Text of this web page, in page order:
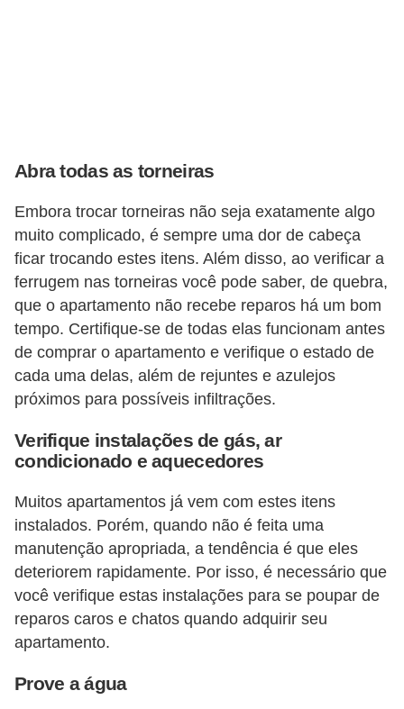
Abra todas as torneiras
Embora trocar torneiras não seja exatamente algo
muito complicado, é sempre uma dor de cabeça
ficar trocando estes itens. Além disso, ao verificar a
ferrugem nas torneiras você pode saber, de quebra,
que o apartamento não recebe reparos há um bom
tempo. Certifique-se de todas elas funcionam antes
de comprar o apartamento e verifique o estado de
cada uma delas, além de rejuntes e azulejos
próximos para possíveis infiltrações.
Verifique instalações de gás, ar
condicionado e aquecedores
Muitos apartamentos já vem com estes itens
instalados. Porém, quando não é feita uma
manutenção apropriada, a tendência é que eles
deteriorem rapidamente. Por isso, é necessário que
você verifique estas instalações para se poupar de
reparos caros e chatos quando adquirir seu
apartamento.
Prove a água
u
t
e
n
s
l
i
o
S
n
d
i
c
o
e
c